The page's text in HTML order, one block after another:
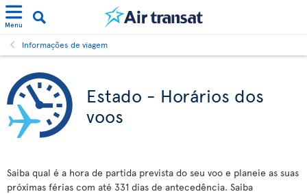
Menu
Informações de viagem
Estado - Horários dos
voos
Saiba qual é a hora de partida prevista do seu voo e planeie as suas
próximas férias com até 331 dias de antecedência. Saiba